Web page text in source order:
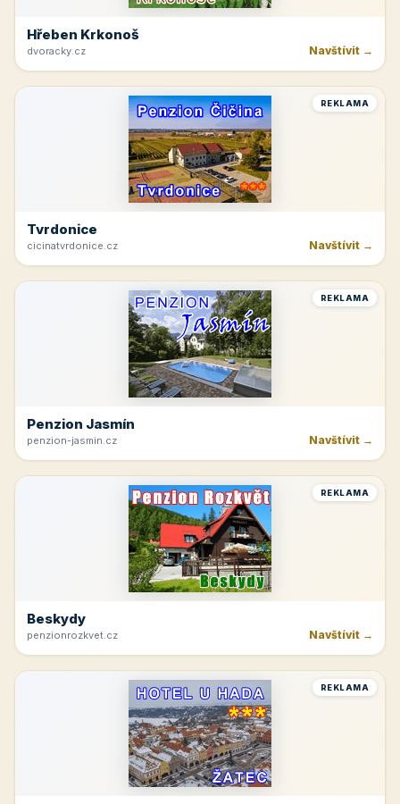
Hřeben Krkonoš
dvoracky.cz Navštívit →
REKLAMA
Tvrdonice
cicinatvrdonice.cz Navštívit →
REKLAMA
Penzion Jasmín
penzion-jasmin.cz Navštívit →
REKLAMA
Beskydy
penzionrozkvet.cz Navštívit →
REKLAMA